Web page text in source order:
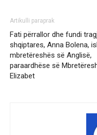
Artikulli paraprak
Fati përrallor dhe fundi
shqiptares, Anna Bolena,
mbretëreshës së Anglisë,
paraardhëse së
Elizabet